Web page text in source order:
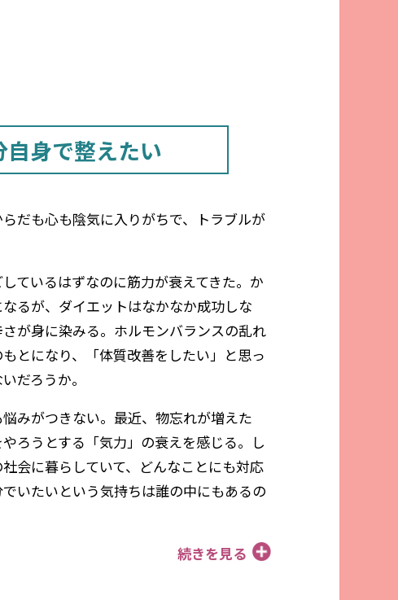
身で整えたい
だも心も陰気に入りがちで、トラブルが
ているはずなのに筋力が衰えてきた。か
るが、ダイエットはなかなか成功しな
が身に染みる。ホルモンバランスの乱れ
とになり、「体質改善をしたい」と思っ
だろうか。
みがつきない。最近、物忘れが増えた
ろうとする「気力」の衰えを感じる。し
会に暮らしていて、どんなことにも対応
いたいという気持ちは誰の中にもあるの
続きを見る